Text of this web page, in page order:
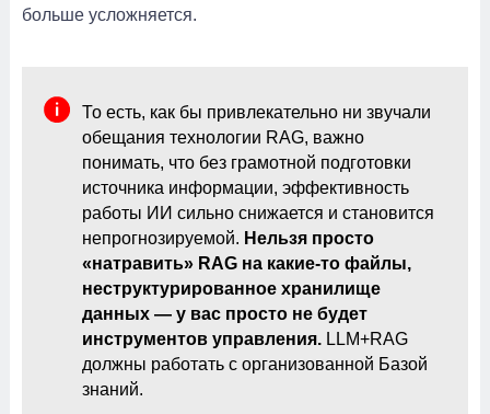
больше усложняется.
То есть, как бы привлекательно ни звучали
обещания технологии RAG, важно
понимать, что без грамотной подготовки
источника информации, эффективность
работы ИИ сильно снижается и становится
непрогнозируемой. Нельзя просто
«натравить» RAG на какие-то файлы,
неструктурированное хранилище
данных — у вас просто не будет
инструментов управления. LLM+RAG
должны работать с организованной Базой
знаний.